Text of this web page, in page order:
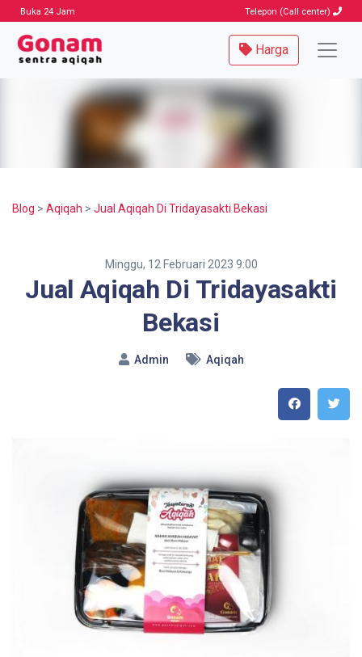
Buka 24 Jam Telepon (Call center)
Harga
Blog > Aqiqah > Jual Aqiqah Di Tridayasakti Bekasi
Minggu, 12 Februari 2023 9:00
Jual Aqiqah Di Tridayasakti
Bekasi
Admin Aqiqah